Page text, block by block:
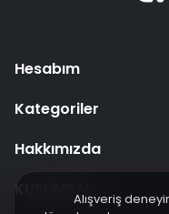
Alışveriş
Hesabım
Kategoriler
Hakkımızda
KURUMSAL